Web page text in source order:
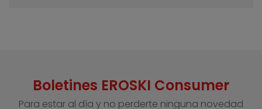
Boletines EROSKI Consumer
Para estar al día y no perderte ninguna novedad